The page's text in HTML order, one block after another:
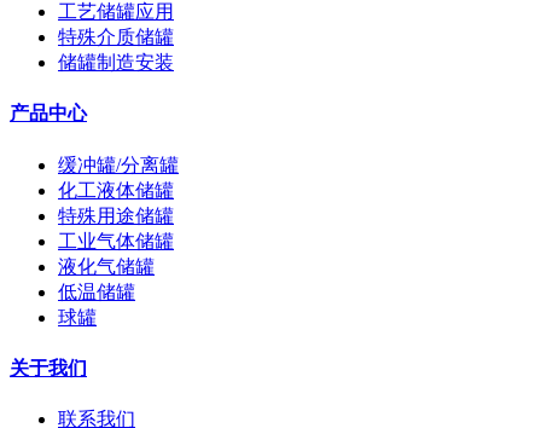
工艺储罐应用
特殊介质储罐
储罐制造安装
产品中心
缓冲罐/分离罐
化工液体储罐
特殊用途储罐
工业气体储罐
液化气储罐
低温储罐
球罐
关于我们
联系我们